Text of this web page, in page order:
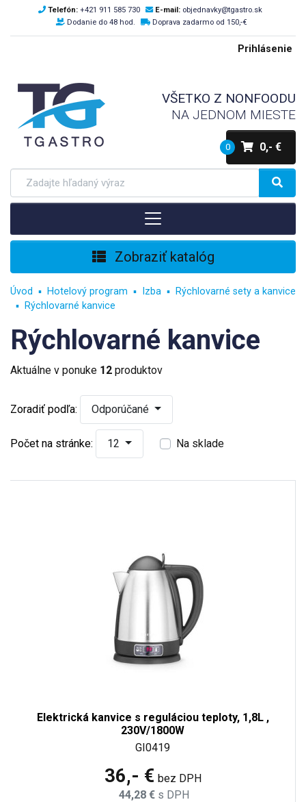
Telefón: +421 911 585 730 E-mail: objednavky@tgastro.sk
Dodanie do 48 hod.
Doprava zadarmo od 150,-€
Prihlásenie
VŠETKO Z NONFOODU
NA JEDNOM MIESTE
0 0,- €
Zobraziť katalóg
Úvod Hotelový program Izba
Rýchlovarné sety a kanvice
Rýchlovarné kanvice
Rýchlovarné kanvice
Aktuálne v ponuke 12 produktov
Zoradiť podľa: Odporúčané
Počet na stránke: 12 Na sklade
Elektrická kanvice s reguláciou teploty, 1,8L ,
230V/1800W
GI0419
36,- € bez DPH
44,28 € s DPH